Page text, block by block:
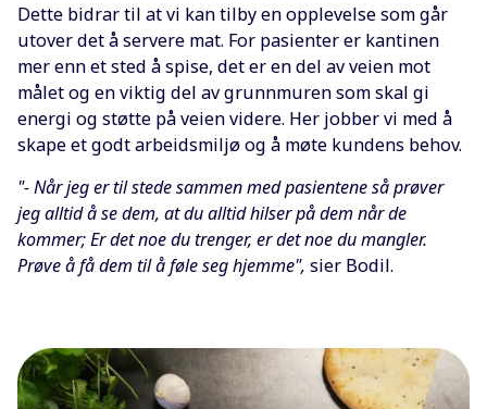
Dette bidrar til at vi kan tilby en opplevelse som går
utover det å servere mat. For pasienter er kantinen
mer enn et sted å spise, det er en del av veien mot
målet og en viktig del av grunnmuren som skal gi
energi og støtte på veien videre. Her jobber vi med å
skape et godt arbeidsmiljø og å møte kundens behov.
"- Når jeg er til stede sammen med pasientene så prøver
jeg alltid å se dem, at du alltid hilser på dem når de
kommer; Er det noe du trenger, er det noe du mangler.
Prøve å få dem til å føle seg hjemme", sier Bodil.